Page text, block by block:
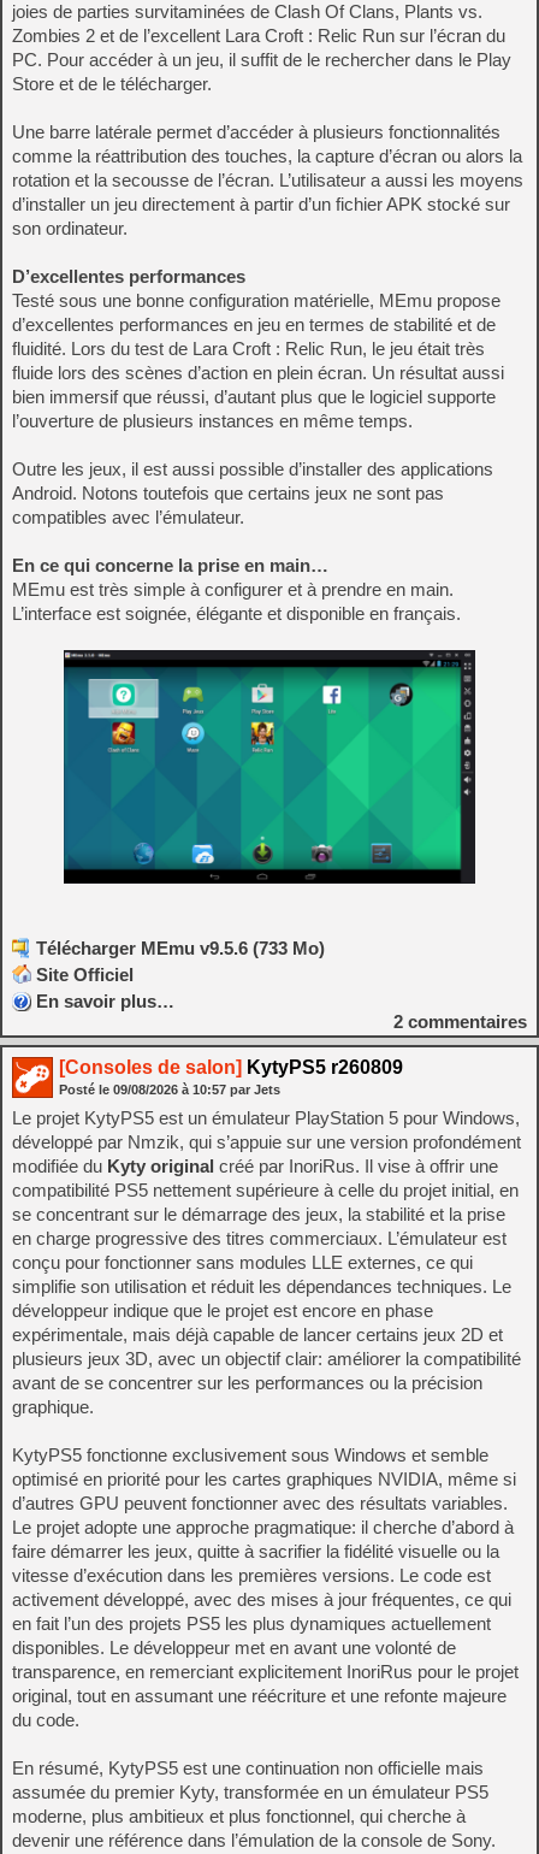
joies de parties survitaminées de Clash Of Clans, Plants vs.
Zombies 2 et de l’excellent Lara Croft : Relic Run sur l’écran du
PC. Pour accéder à un jeu, il suffit de le rechercher dans le Play
Store et de le télécharger.
Une barre latérale permet d’accéder à plusieurs fonctionnalités
comme la réattribution des touches, la capture d’écran ou alors la
rotation et la secousse de l’écran. L’utilisateur a aussi les moyens
d’installer un jeu directement à partir d’un fichier APK stocké sur
son ordinateur.
D’excellentes performances
Testé sous une bonne configuration matérielle, MEmu propose
d’excellentes performances en jeu en termes de stabilité et de
fluidité. Lors du test de Lara Croft : Relic Run, le jeu était très
fluide lors des scènes d’action en plein écran. Un résultat aussi
bien immersif que réussi, d’autant plus que le logiciel supporte
l’ouverture de plusieurs instances en même temps.
Outre les jeux, il est aussi possible d’installer des applications
Android. Notons toutefois que certains jeux ne sont pas
compatibles avec l’émulateur.
En ce qui concerne la prise en main…
MEmu est très simple à configurer et à prendre en main.
L’interface est soignée, élégante et disponible en français.
Télécharger MEmu v9.5.6 (733 Mo)
Site Officiel
En savoir plus…
2 commentaires
[Consoles de salon] KytyPS5 r260809
Posté le 09/08/2026 à 10:57 par Jets
Le projet KytyPS5 est un émulateur PlayStation 5 pour Windows,
développé par Nmzik, qui s’appuie sur une version profondément
modifiée du Kyty original créé par InoriRus. Il vise à offrir une
compatibilité PS5 nettement supérieure à celle du projet initial, en
se concentrant sur le démarrage des jeux, la stabilité et la prise
en charge progressive des titres commerciaux. L’émulateur est
conçu pour fonctionner sans modules LLE externes, ce qui
simplifie son utilisation et réduit les dépendances techniques. Le
développeur indique que le projet est encore en phase
expérimentale, mais déjà capable de lancer certains jeux 2D et
plusieurs jeux 3D, avec un objectif clair: améliorer la compatibilité
avant de se concentrer sur les performances ou la précision
graphique.
KytyPS5 fonctionne exclusivement sous Windows et semble
optimisé en priorité pour les cartes graphiques NVIDIA, même si
d’autres GPU peuvent fonctionner avec des résultats variables.
Le projet adopte une approche pragmatique: il cherche d’abord à
faire démarrer les jeux, quitte à sacrifier la fidélité visuelle ou la
vitesse d’exécution dans les premières versions. Le code est
activement développé, avec des mises à jour fréquentes, ce qui
en fait l’un des projets PS5 les plus dynamiques actuellement
disponibles. Le développeur met en avant une volonté de
transparence, en remerciant explicitement InoriRus pour le projet
original, tout en assumant une réécriture et une refonte majeure
du code.
En résumé, KytyPS5 est une continuation non officielle mais
assumée du premier Kyty, transformée en un émulateur PS5
moderne, plus ambitieux et plus fonctionnel, qui cherche à
devenir une référence dans l’émulation de la console de Sony.